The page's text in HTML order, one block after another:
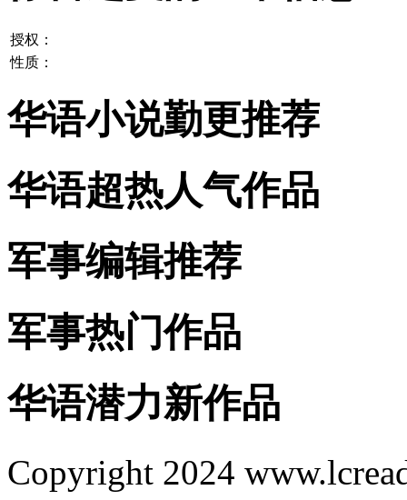
授权：
性质：
华语小说勤更推荐
华语超热人气作品
军事编辑推荐
军事热门作品
华语潜力新作品
Copyright 2024